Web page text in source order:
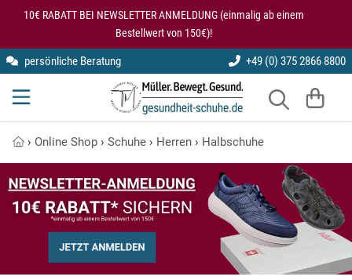
10€ RABATT BEI NEWSLETTER ANMELDUNG (einmalig ab einem
Bestellwert von 150€)!
persönliche Beratung +49 (0) 375 2866 8800
› Online Shop › Schuhe › Herren › Halbschuhe
kybun
Modularis
SmartFoot
X10D
Gesundheitsschuhe für den Rücken
Knie entlastende Schuhe
Kybun Matte im Test
Kybun Schuhe bei Kniearthrose
Kybun Schuhe im Test
Schuhe bei Fersensporn